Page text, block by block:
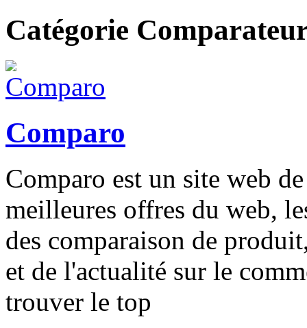
Catégorie
Comparo
Comparo est un site web
meilleures offres du web,
des comparaison de
et de l'actualité sur le
trouver le top